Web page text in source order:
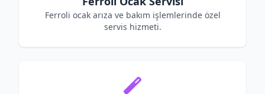
Ferroli ocak arıza ve bakım işlemlerinde özel
servis hizmeti.